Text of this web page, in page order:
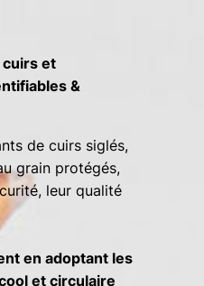
cuirs et
&
de cuirs siglés,
grain protégés,
leur qualité
en adoptant les
et circulaire